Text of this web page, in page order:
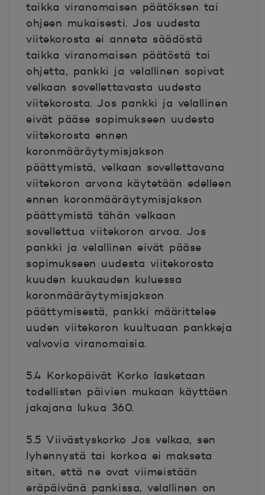
taikka viranomaisen päätöksen tai
ohjeen mukaisesti. Jos uudesta
viitekorosta ei anneta säädöstä
taikka viranomaisen päätöstä tai
ohjetta, pankki ja velallinen sopivat
velkaan sovellettavasta uudesta
viitekorosta. Jos pankki ja velallinen
eivät pääse sopimukseen uudesta
viitekorosta ennen
koronmääräytymisjakson
päättymistä, velkaan sovellettavana
viitekoron arvona käytetään edelleen
ennen koronmääräytymisjakson
päättymistä tähän velkaan
sovellettua viitekoron arvoa. Jos
pankki ja velallinen eivät pääse
sopimukseen uudesta viitekorosta
kuuden kuukauden kuluessa
koronmääräytymisjakson
päättymisestä, pankki määrittelee
uuden viitekoron kuultuaan pankkeja
valvovia viranomaisia.
5.4 Korkopäivät Korko lasketaan
todellisten päivien mukaan käyttäen
jakajana lukua 360.
5.5 Viivästyskorko Jos velkaa, sen
lyhennystä tai korkoa ei makseta
siten, että ne ovat viimeistään
eräpäivänä pankissa, velallinen on